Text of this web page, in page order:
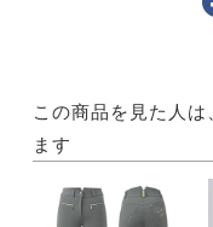
をサポートします！
・サイズ A4判
・出版社 メトロ
この商品を見た人
ます